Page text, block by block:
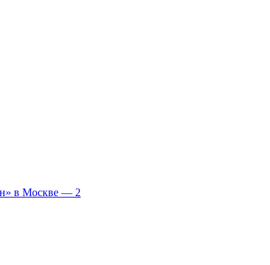
в Москве — 2